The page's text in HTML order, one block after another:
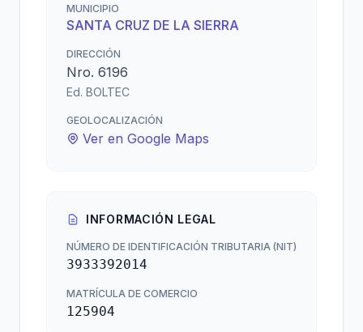
MUNICIPIO
SANTA CRUZ DE LA SIERRA
DIRECCIÓN
Nro. 6196
Ed. BOLTEC
GEOLOCALIZACIÓN
Ver en Google Maps
INFORMACIÓN LEGAL
NÚMERO DE IDENTIFICACIÓN TRIBUTARIA (NIT)
3933392014
MATRÍCULA DE COMERCIO
125904